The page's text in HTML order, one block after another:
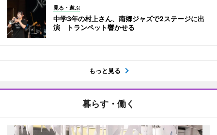
見る・遊ぶ
中学3年の村上さん、南郷ジャズで2ステージに出
演 トランペット響かせる
もっと見る
暮らす・働く